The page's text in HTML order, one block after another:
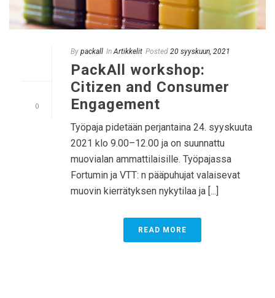
0
By packall In Artikkelit Posted 20 syyskuun, 2021
PackAll workshop:
Citizen and Consumer
Engagement
Työpaja pidetään perjantaina 24. syyskuuta
2021 klo 9.00–12.00 ja on suunnattu
muovialan ammattilaisille. Työpajassa
Fortumin ja VTT: n pääpuhujat valaisevat
muovin kierrätyksen nykytilaa ja [...]
READ MORE